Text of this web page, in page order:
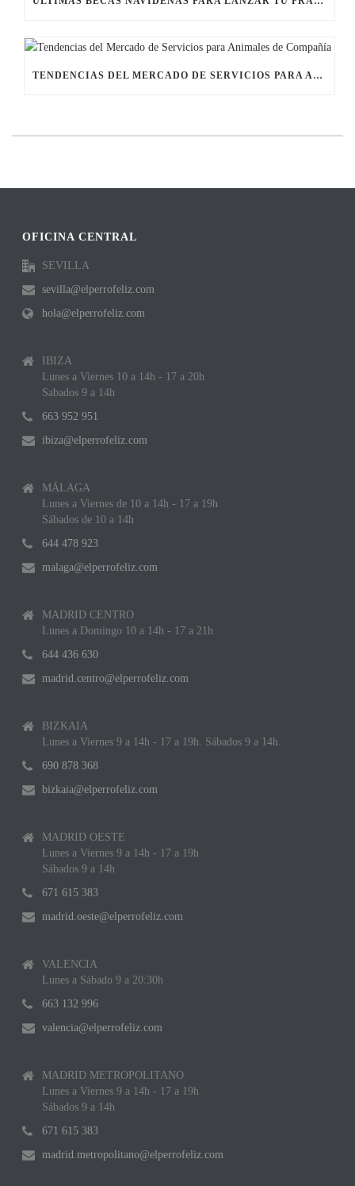
TENDENCIAS DEL MERCADO DE SERVICIOS PARA ANIMALES DE COMPAÑÍA
OFICINA CENTRAL
SEVILLA
sevilla@elperrofeliz.com
hola@elperrofeliz.com
IBIZA
Lunes a Viernes 10 a 14h - 17 a 20h
Sabados 9 a 14h
663 952 951
ibiza@elperrofeliz.com
MÁLAGA
Lunes a Viernes de 10 a 14h - 17 a 19h
Sábados de 10 a 14h
644 478 923
malaga@elperrofeliz.com
MADRID CENTRO
Lunes a Domingo 10 a 14h - 17 a 21h
644 436 630
madrid.centro@elperrofeliz.com
BIZKAIA
Lunes a Viernes 9 a 14h - 17 a 19h. Sábados 9 a 14h.
690 878 368
bizkaia@elperrofeliz.com
MADRID OESTE
Lunes a Viernes 9 a 14h - 17 a 19h
Sábados 9 a 14h
671 615 383
madrid.oeste@elperrofeliz.com
VALENCIA
Lunes a Sábado 9 a 20:30h
663 132 996
valencia@elperrofeliz.com
MADRID METROPOLITANO
Lunes a Viernes 9 a 14h - 17 a 19h
Sábados 9 a 14h
671 615 383
madrid.metropolitano@elperrofeliz.com